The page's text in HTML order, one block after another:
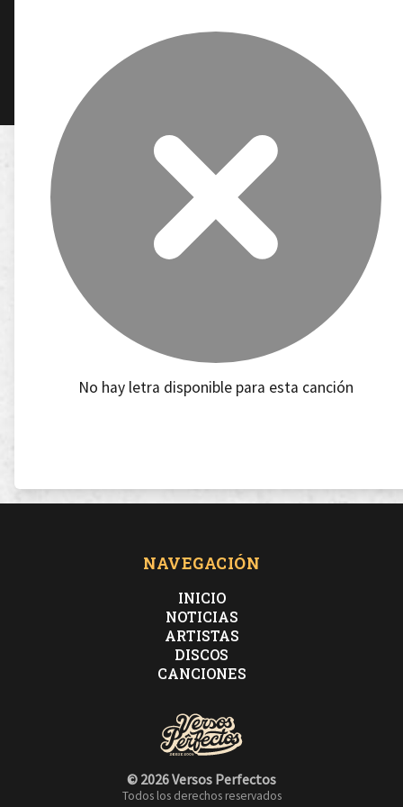
No hay letra disponible para esta canción
NAVEGACIÓN
INICIO
NOTICIAS
ARTISTAS
DISCOS
CANCIONES
© 2026 Versos Perfectos
Todos los derechos reservados